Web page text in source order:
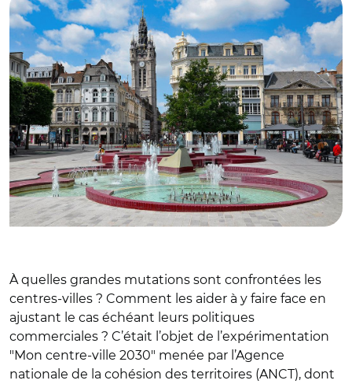
À quelles grandes mutations sont confrontées les
centres-villes ? Comment les aider à y faire face en
ajustant le cas échéant leurs politiques
commerciales ? C’était l’objet de l’expérimentation
"Mon centre-ville 2030" menée par l’Agence
nationale de la cohésion des territoires (ANCT), dont